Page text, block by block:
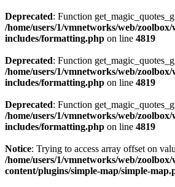
Deprecated: Function
/home/users/1/vmnetworks/web/
includes/formatting.php on line 4819
Deprecated: Function
/home/users/1/vmnetworks/web/
includes/formatting.php on line 4819
Deprecated: Function
/home/users/1/vmnetworks/web/
includes/formatting.php on line 4819
Notice: Trying to access array offset on
/home/users/1/vmnetworks/web/
content/plugins/simple-map/simple-